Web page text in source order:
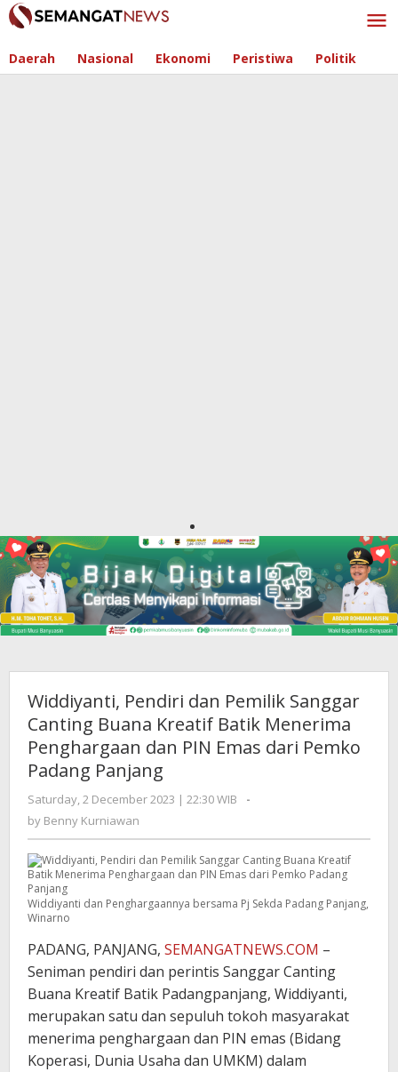
Skip
to
Daerah Nasional Ekonomi Peristiwa Politik
Widdiyanti, Pendiri dan Pemilik Sanggar
Canting Buana Kreatif Batik Menerima
Penghargaan dan PIN Emas dari Pemko
Padang Panjang
Saturday, 2 December 2023 | 22:30 WIB
by
-
by Benny Kurniawan
Widdiyanti dan Penghargaannya bersama Pj Sekda Padang Panjang,
Winarno
PADANG, PANJANG, SEMANGATNEWS.COM –
Seniman pendiri dan perintis Sanggar Canting
Buana Kreatif Batik Padangpanjang, Widdiyanti,
merupakan satu dan sepuluh tokoh masyarakat
menerima penghargaan dan PIN emas (Bidang
Koperasi, Dunia Usaha dan UMKM) dalam